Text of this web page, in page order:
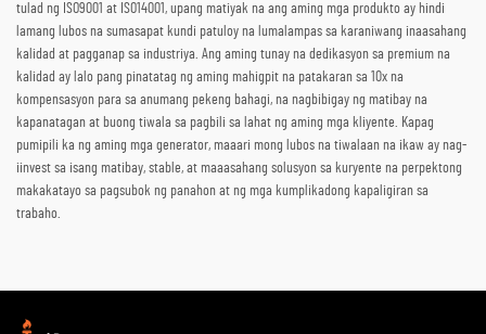
tulad ng ISO9001 at ISO14001, upang matiyak na ang aming mga produkto ay hindi
lamang lubos na sumasapat kundi patuloy na lumalampas sa karaniwang inaasahang
kalidad at pagganap sa industriya. Ang aming tunay na dedikasyon sa premium na
kalidad ay lalo pang pinatatag ng aming mahigpit na patakaran sa 10x na
kompensasyon para sa anumang pekeng bahagi, na nagbibigay ng matibay na
kapanatagan at buong tiwala sa pagbili sa lahat ng aming mga kliyente. Kapag
pumipili ka ng aming mga generator, maaari mong lubos na tiwalaan na ikaw ay nag-
iinvest sa isang matibay, stable, at maaasahang solusyon sa kuryente na perpektong
makakatayo sa pagsubok ng panahon at ng mga kumplikadong kapaligiran sa
trabaho.